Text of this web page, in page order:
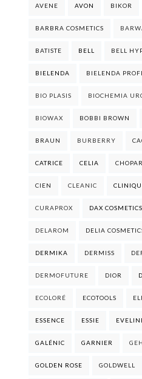
AVENE AVON BIKOR
BARBRA COSMETICS
BATISTE BELL BELL
BIELENDA BIELENDA
BIO PLASIS BIOCHEMIA
BIOWAX BOBBI BROWN
BRAUN BURBERRY
CATRICE CELIA
CIEN CLEANIC
CURAPROX DAX COSMETICS
DELAROM DELIA
DERMIKA DERMISS
DERMOFUTURE DIOR
ECOLORÉ ECOTOOLS
ESSENCE ESSIE
GALÉNIC GARNIER
GOLDEN ROSE GOLDWELL